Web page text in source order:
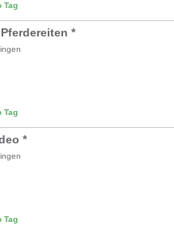
Tag
*
Tag
*
Tag